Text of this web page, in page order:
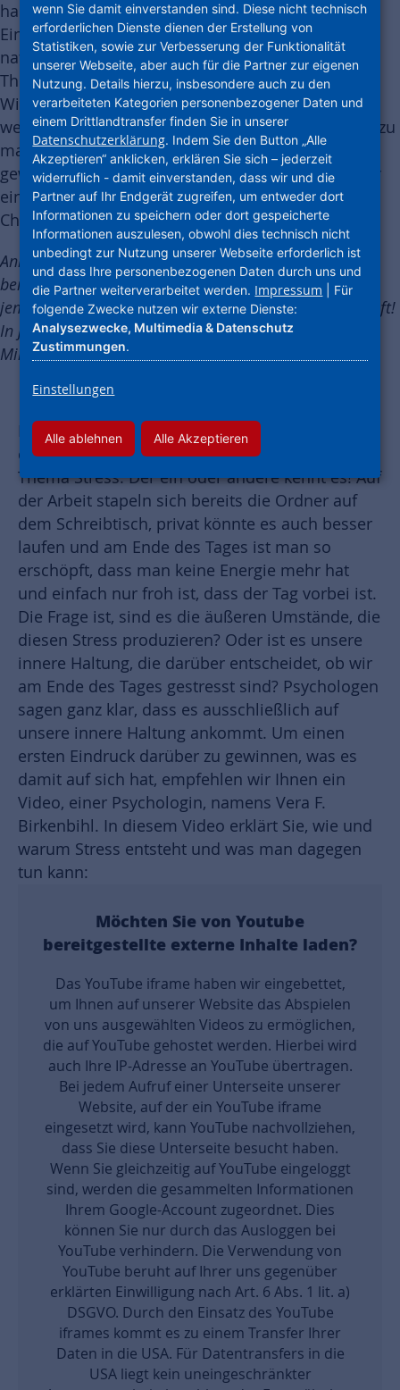
haben. Das Zertifikat ist zudem eine der
Eintrittskarten zum Gewinnspiel. Die Teilnahme ist
natürlich freiwillig. In Woche 1 erwartet Sie das
Thema Stress. Was ist Stress und wie entsteht er?
Wie können wir das Problem selbst lösen? Zudem
werden Sie aufgefordert einen Persönlichkeitstest zu
machen. Bitte beantworten Sie die Fragen
gewissenhaft, denn man kann den Fragebogen nur
einmal ausfüllen. Viel Spaß mit der 4-Wochen-
Challenge „Stress im Griff“.
Anmerkung: Wir Auszubildenen haben das Programm
bereits für Sie getestet und sind der Meinung, dass es
jemandem, der viel Stress hat, auf jeden Fall weiterhilft!
In jeder Woche beansprucht das Programm ca. 10-20
Minuten.
Liebe Kolleginnen und liebe Kollegen, in der
ersten unserer 4 Wochen geht es um das
Thema Stress. Der ein oder andere kennt es! Auf
der Arbeit stapeln sich bereits die Ordner auf
dem Schreibtisch, privat könnte es auch besser
laufen und am Ende des Tages ist man so
erschöpft, dass man keine Energie mehr hat
und einfach nur froh ist, dass der Tag vorbei ist.
Die Frage ist, sind es die äußeren Umstände, die
diesen Stress produzieren? Oder ist es unsere
innere Haltung, die darüber entscheidet, ob wir
am Ende des Tages gestresst sind? Psychologen
sagen ganz klar, dass es ausschließlich auf
unsere innere Haltung ankommt. Um einen
ersten Eindruck darüber zu gewinnen, was es
damit auf sich hat, empfehlen wir Ihnen ein
Video, einer Psychologin, namens Vera F.
Birkenbihl. In diesem Video erklärt Sie, wie und
warum Stress entsteht und was man dagegen
tun kann:
Möchten Sie von Youtube
bereitgestellte externe Inhalte laden?
Das YouTube iframe haben wir eingebettet,
um Ihnen auf unserer Website das Abspielen
von uns ausgewählten Videos zu ermöglichen,
die auf YouTube gehostet werden. Hierbei wird
auch Ihre IP-Adresse an YouTube übertragen.
Bei jedem Aufruf einer Unterseite unserer
Website, auf der ein YouTube iframe
eingesetzt wird, kann YouTube nachvollziehen,
dass Sie diese Unterseite besucht haben.
Wenn Sie gleichzeitig auf YouTube eingeloggt
sind, werden die gesammelten Informationen
Ihrem Google-Account zugeordnet. Dies
können Sie nur durch das Ausloggen bei
YouTube verhindern. Die Verwendung von
YouTube beruht auf Ihrer uns gegenüber
erklärten Einwilligung nach Art. 6 Abs. 1 lit. a)
DSGVO. Durch den Einsatz des YouTube
iframes kommt es zu einem Transfer Ihrer
Daten in die USA. Für Datentransfers in die
USA liegt kein uneingeschränkter
wenn Sie damit einverstanden sind. Diese nicht technisch
erforderlichen Dienste dienen der Erstellung von
Statistiken, sowie zur Verbesserung der Funktionalität
unserer Webseite, aber auch für die Partner zur eigenen
Nutzung. Details hierzu, insbesondere auch zu den
verarbeiteten Kategorien personenbezogener Daten und
einem Drittlandtransfer finden Sie in unserer
Datenschutzerklärung. Indem Sie den Button „Alle
Akzeptieren“ anklicken, erklären Sie sich – jederzeit
widerruflich - damit einverstanden, dass wir und die
Partner auf Ihr Endgerät zugreifen, um entweder dort
Informationen zu speichern oder dort gespeicherte
Informationen auszulesen, obwohl dies technisch nicht
unbedingt zur Nutzung unserer Webseite erforderlich ist
und dass Ihre personenbezogenen Daten durch uns und
die Partner weiterverarbeitet werden. Impressum | Für
folgende Zwecke nutzen wir externe Dienste:
Analysezwecke, Multimedia & Datenschutz
Zustimmungen.
Einstellungen
Alle ablehnen Alle Akzeptieren